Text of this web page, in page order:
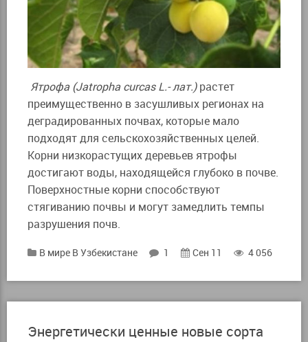
Ятрофа (Jatropha curcas L.- лат.)растет
преимущественно в засушливых регионах на
деградированных почвах, которые мало
подходят для сельскохозяйственных целей.
Корни низкорастущих деревьев ятрофы
достигают воды, находящейся глубоко в почве.
Поверхностные корни способствуют
стягиванию почвы и могут замедлить темпы
разрушения почв.
В мире В Узбекистане 1 Сен 11 4 056
Энергетически ценные новые сорта